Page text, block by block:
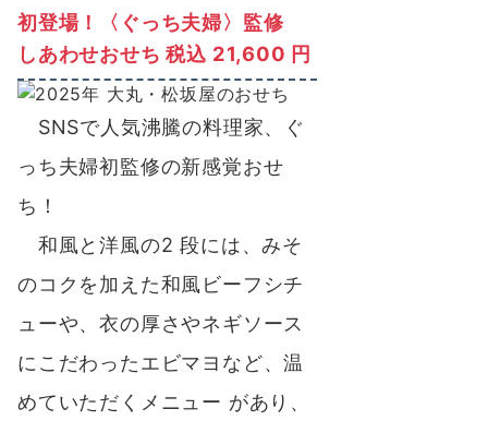
初登場！〈ぐっち夫婦〉監修
しあわせおせち 税込 21,600 円
SNSで人気沸騰の料理家、ぐ
っち夫婦初監修の新感覚おせ
ち！
和風と洋風の2 段には、みそ
のコクを加えた和風ビーフシチ
ューや、衣の厚さやネギソース
にこだわったエビマヨなど、温
めていただくメニュー があり、